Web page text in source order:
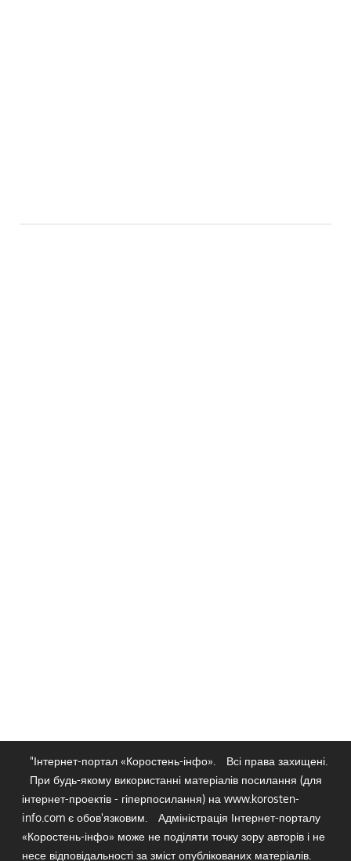
"Інтернет-портал «Коростень-інфо».
Всі права захищені.
При будь-якому використанні матеріалів посилання (для
інтернет-проектів - гіперпосилання) на www.korosten-
info.com є обов'язковим.
Адміністрація Інтернет-порталу
«Коростень-інфо» може не поділяти точку зору авторів і не
несе відповідальності за зміст опублікованих матеріалів.